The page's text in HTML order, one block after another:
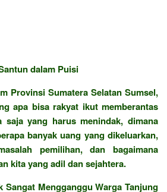
dalam Puisi
Provinsi Sumatera Selatan Sumsel,
apa bisa rakyat ikut memberantas
saja yang harus menindak, dimana
banyak uang yang dikeluarkan,
pemilihan, dan bagaimana
kita yang adil dan sejahtera.
Mengganggu Warga Tanjung